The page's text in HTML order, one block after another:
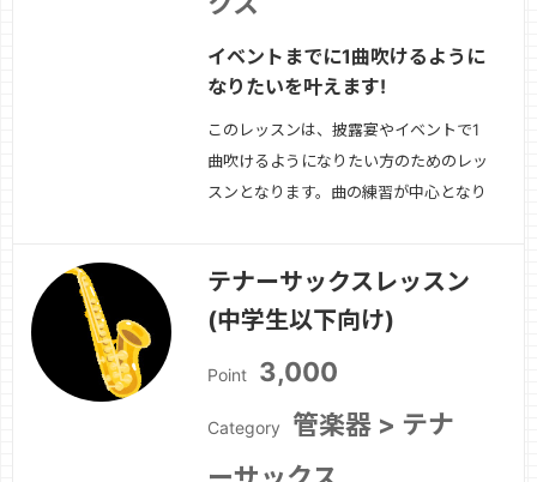
イベントまでに1曲吹けるように
なりたいを叶えます!
このレッスンは、披露宴やイベントで1
曲吹けるようになりたい方のためのレッ
スンとなります。曲の練習が中心となり
のレッスンをご選択ください。（発表日
が最低でも1ヶ月先の方のみお受け致し
テナーサックスレッスン
(中学生以下向け)
Point 3,000
Category
管楽器 > テナ